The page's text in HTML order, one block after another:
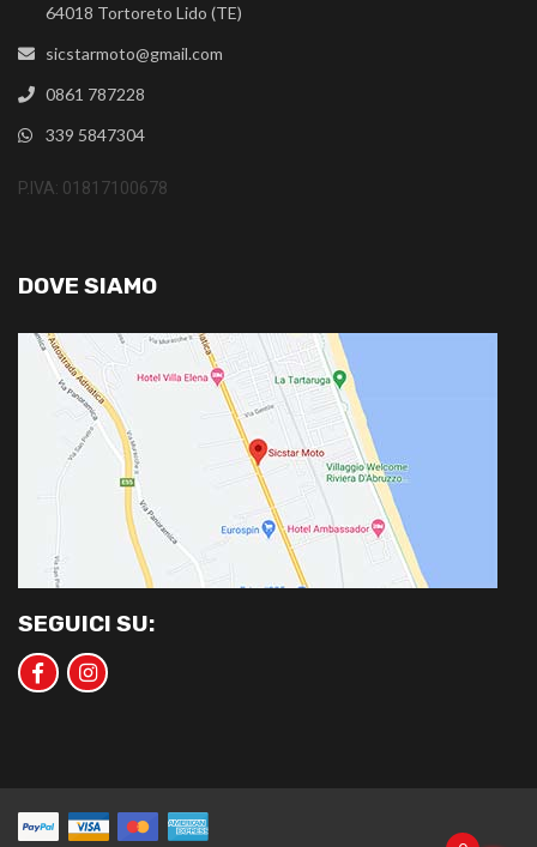
64018 Tortoreto Lido (TE)
sicstarmoto@gmail.com
0861 787228
339 5847304
P.IVA: 01817100678
DOVE SIAMO
SEGUICI SU: